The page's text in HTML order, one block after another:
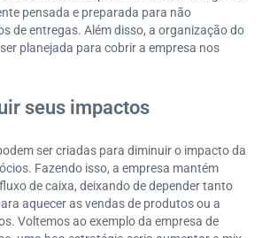
pensada e preparada para não
de entregas. Além disso, a organização do
planejada para cobrir a empresa nos
seus impactos
ser criadas para diminuir o impacto da
Fazendo isso, a empresa mantém
de caixa, deixando de depender tanto
aquecer as vendas de produtos ou a
Voltemos ao exemplo da empresa de